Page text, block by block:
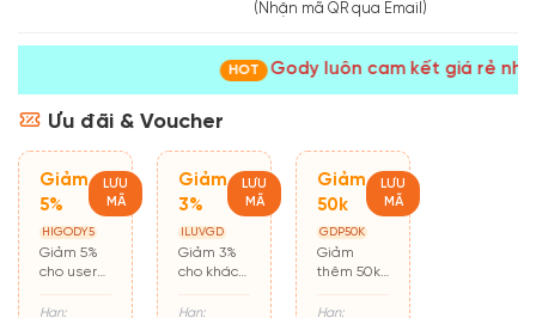
(Nhận mã QR qua Email)
HOT Gody luôn cam kết giá rẻ
Ưu đãi & Voucher
Giảm
5%
LƯU
MÃ
HIGODY5
Giảm 5%
cho user
hàng lần
Hạn:
Giảm
3%
LƯU
MÃ
ILUVGD
Giảm 3%
cho khách
Hạn:
Giảm
50k
LƯU
MÃ
GDP50K
Giảm
thêm 50k
500k
Hạn: